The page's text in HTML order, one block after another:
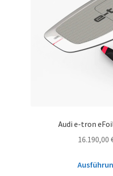
Audi e-tron
16.190,00